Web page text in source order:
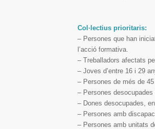
Col·lectius prioritaris:
– Persones que han
l’acció formativa.
– Treballadors afectats
– Joves d’entre 16 i 29
– Persones de més de
– Persones
– Dones desocupades,
– Persones amb
– Persones amb unitats